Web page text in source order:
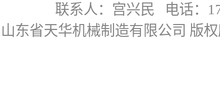
联系人：宫兴民 电话：
山东省天华机械制造有限公司 版